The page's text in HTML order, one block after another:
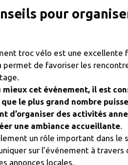
pour
troc vélo est une excellente
permet de favoriser les
cet événement, il est
le plus grand nombre
d’organiser des activités
une ambiance accueillante.
un rôle important dans le
sur l’événement à
annonces locales.